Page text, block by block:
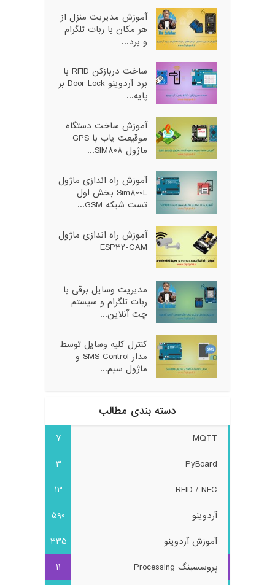
آموزش مدیریت منزل از
هر مکان با ربات تلگرام
و برد...
ساخت دربازکن RFID با
برد آردوینو Door Lock بر
پایه...
آموزش ساخت دستگاه
موقیعت یاب با GPS
ماژول SIM808...
آموزش راه اندازی ماژول
Sim800L بخش اول
تست شبکه GSM...
آموزش راه اندازی ماژول
ESP32-CAM
مدیریت وسایل برقی با
ربات تلگرام و سیستم
چت آنلاین...
کنترل کلیه وسایل توسط
مدار SMS Control و
ماژول سیم...
دسته بندی مطالب
MQTT
7
PyBoard
3
RFID / NFC
13
آردوینو
590
آموزش آردوینو
335
پروسسینگ Processing
11